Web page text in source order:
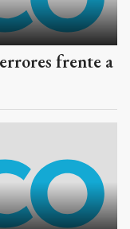
frente a